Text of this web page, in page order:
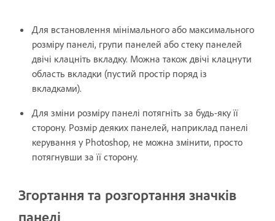
Для встановлення мінімального або максимального
розміру панелі, групи панелей або стеку панелей
двічі клацніть вкладку. Можна також двічі клацнути
область вкладки (пустий простір поряд із
вкладками).
Для зміни розміру панелі потягніть за будь-яку її
сторону. Розмір деяких панелей, наприклад панелі
керування у Photoshop, не можна змінити, просто
потягнувши за її сторону.
Згортання та розгортання значків
панелі